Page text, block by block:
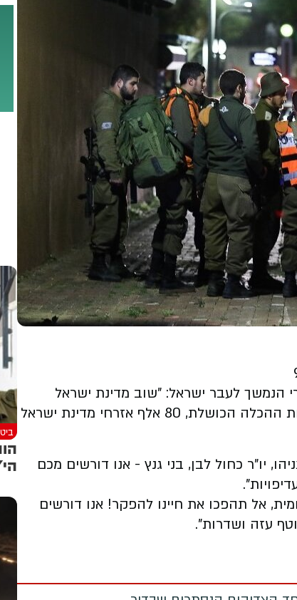
הנמשך לעבר ישראל: "שוב מדינת ישראל
מפגינה חוסר מוסריות כלפי אזרחיה, כשתחת מדיניות ההכלה הכושלת, 80 אלף אזרחי מדינת ישראל
יו"ר כחול לבן, בני גנץ - אנו דורשים מכם
אל תהפכו את חיינו להפקר! אנו דורשים
עזה ושדרות".